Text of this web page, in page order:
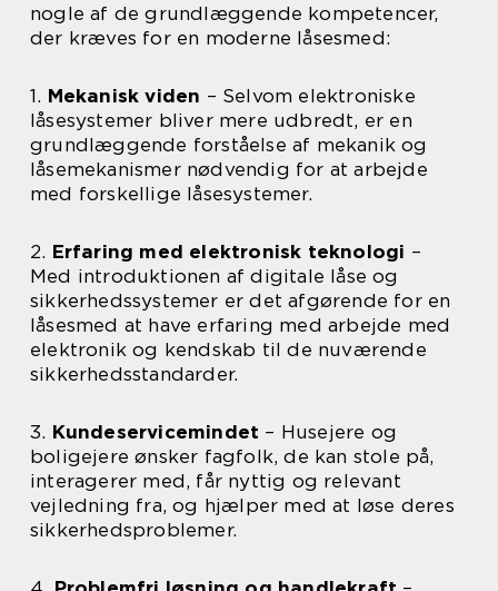
nogle af de grundlæggende kompetencer,
der kræves for en moderne låsesmed:
1. Mekanisk viden – Selvom elektroniske
låsesystemer bliver mere udbredt, er en
grundlæggende forståelse af mekanik og
låsemekanismer nødvendig for at arbejde
med forskellige låsesystemer.
2. Erfaring med elektronisk teknologi –
Med introduktionen af digitale låse og
sikkerhedssystemer er det afgørende for en
låsesmed at have erfaring med arbejde med
elektronik og kendskab til de nuværende
sikkerhedsstandarder.
3. Kundeservicemindet – Husejere og
boligejere ønsker fagfolk, de kan stole på,
interagerer med, får nyttig og relevant
vejledning fra, og hjælper med at løse deres
sikkerhedsproblemer.